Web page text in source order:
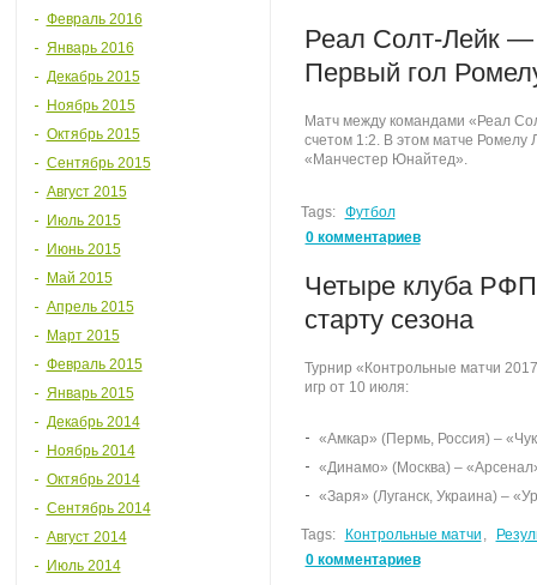
Февраль 2016
Январь 2016
Декабрь 2015
Ноябрь 2015
Октябрь 2015
Сентябрь 2015
Август 2015
Июль 2015
Июнь 2015
Май 2015
Апрель 2015
Март 2015
Февраль 2015
Январь 2015
Декабрь 2014
Ноябрь 2014
Октябрь 2014
Сентябрь 2014
Август 2014
Июль 2014
Реал Солт-Лейк
Первый гол
Матч между командами «Реал
счетом 1:2. В этом матче Ромелу
«Манчестер Юнайтед».
Tags: Футбол
0 комментариев
Четыре клуба
старту сезона
Турнир «Контрольные матчи
игр от 10 июля:
«Амкар» (Пермь, Россия) –
«Динамо» (Москва) –
«Заря» (Луганск, Украина) –
Tags: Контрольные матчи ,
0 комментариев